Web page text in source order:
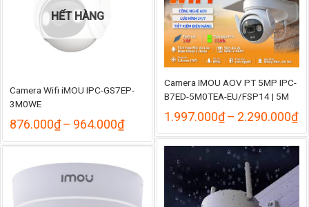
Camera IMOU AOV PT 5MP IPC-
B7ED-5M0TEA-EU/FSP14 | 5M
1.997.000₫– 2.290.000₫
từ
HẾT HÀNG
Camera Wifi iMOU IPC-GS7EP-
3M0WE
876.000₫– 964.000₫Khoảng
từ
đến
964.000₫